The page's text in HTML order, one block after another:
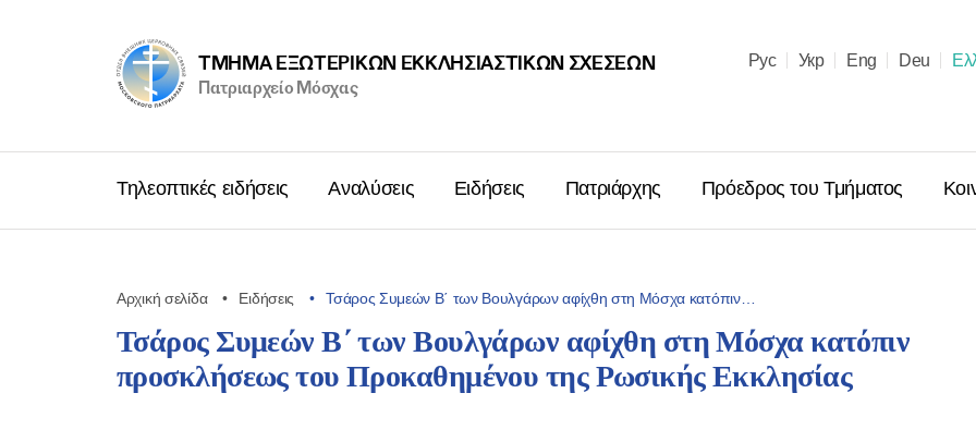
ΤΜΉΜΑ ΕΞΩΤΕΡΙΚΩΝ ΕΚΚΛΗΣΙΑΣΤΙΚΩΝ ΣΧΈΣΕΩΝ
Πατριαρχείο Μόσχας
Рус Укр Eng Deu
Τηλεοπτικές ειδήσεις Αναλύσεις Ειδήσεις Πατριάρχης Πρόεδρος του Τμήματος
Αρχική σελίδα Ειδήσεις Τσάρος Συμεών Β΄ των Βουλγάρων αφίχθη στη Μόσχα κατόπιν…
Τσάρος Συμεών Β΄ των Βουλγάρων αφίχθη στη Μόσχα κατόπιν
προσκλήσεως του Προκαθημένου της Ρωσικής Εκκλησίας
Μήνυμα